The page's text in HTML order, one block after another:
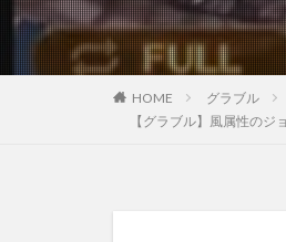
HOME
グラブル
【グラブル】風属性の